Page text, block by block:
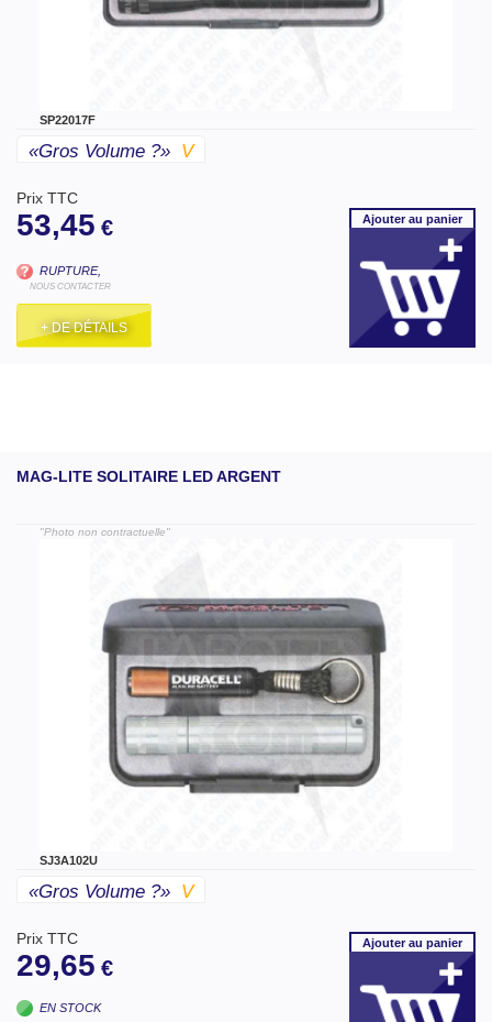
SP22017F
«gros Volume ?» V
Prix TTC
53,45 €
RUPTURE,
NOUS CONTACTER
+ DE DÉTAILS
Ajouterau panier
MAG-LITE SOLITAIRE LED ARGENT
"Photo non contractuelle"
SJ3A102U
«gros Volume ?» V
Prix TTC
29,65 €
EN STOCK
Ajouterau panier